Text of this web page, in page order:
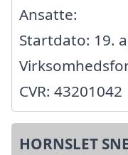
Ansatte:
Startdato: 19.
CVR: 43201042
HORNSLET